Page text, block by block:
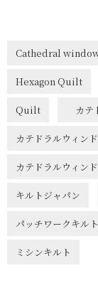
Cathedral
Hexagon Quilt
Quilt カテ
カテドラルウィン
カテドラルウィン
キルトジャパン
パッチワークキルト
ミシンキルト